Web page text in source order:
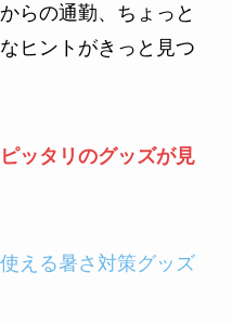
らの通勤、ちょっと
ヒントがきっと見つ
ッタリのグッズが見
える暑さ対策グッズ